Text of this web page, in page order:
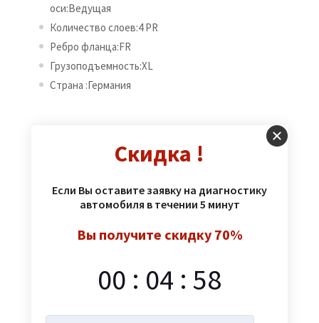
оси:Ведущая
Количество слоев:4 PR
Ребро фланца:FR
Грузоподъемность:XL
Страна :Германия
sometimes by accident, sometimes on purpose
(injected humour and the like).Lorem Ipsum is
simply dummy texting of the printings and
amet industry. Simply Dummy has been
typesetting.
Категория:
Скидка !
Если Вы оставите заявку на диагностику
автомобиля в течении 5 минут
Вы получите скидку 70%
00 : 04 : 58